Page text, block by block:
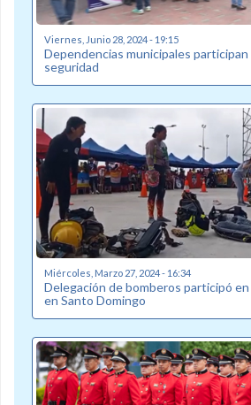
Viernes, Junio 28, 2024 - 19:15
Dependencias municipales
seguridad
Miércoles, Marzo 27, 2024 - 16:34
Delegación de bomberos participó
en Santo Domingo